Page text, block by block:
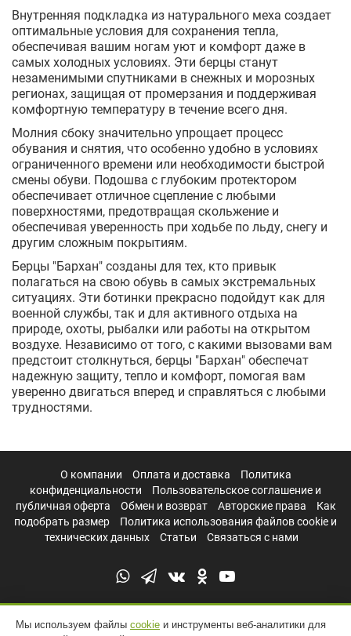
Внутренняя подкладка из натурального меха создает
оптимальные условия для сохранения тепла,
обеспечивая вашим ногам уют и комфорт даже в
самых холодных условиях. Эти берцы станут
незаменимыми спутниками в снежных и морозных
регионах, защищая от промерзания и поддерживая
комфортную температуру в течение всего дня.
Молния сбоку значительно упрощает процесс
обувания и снятия, что особенно удобно в условиях
ограниченного времени или необходимости быстрой
смены обуви. Подошва с глубоким протектором
обеспечивает отличное сцепление с любыми
поверхностями, предотвращая скольжение и
обеспечивая уверенность при ходьбе по льду, снегу и
другим сложным покрытиям.
Берцы "Бархан" созданы для тех, кто привык
полагаться на свою обувь в самых экстремальных
ситуациях. Эти ботинки прекрасно подойдут как для
военной службы, так и для активного отдыха на
природе, охоты, рыбалки или работы на открытом
воздухе. Независимо от того, с какими вызовами вам
предстоит столкнуться, берцы "Бархан" обеспечат
надежную защиту, тепло и комфорт, помогая вам
уверенно двигаться вперед и справляться с любыми
трудностями.
О компании Оплата и доставка
Политика
конфиденциальности
Пользовательское соглашение и
публичная оферта
Обмен и возврат Авторские права
Как
подобрать размер
Политика использования файлов cookie и
технических данных
Статьи Связаться с нами
Мы используем файлы cookie и инструменты веб-аналитики для